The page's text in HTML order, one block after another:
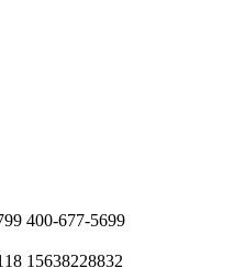
400-677-5699
15638228832